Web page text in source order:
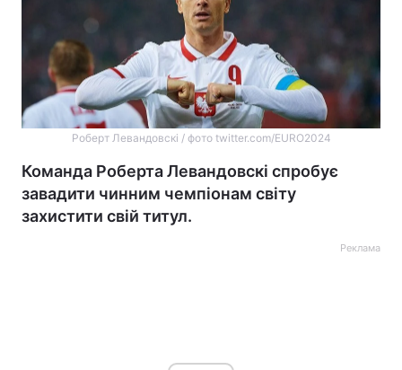
Роберт Левандовскі / фото twitter.com/EURO2024
Команда Роберта Левандовскі спробує
завадити чинним чемпіонам світу
захистити свій титул.
Реклама